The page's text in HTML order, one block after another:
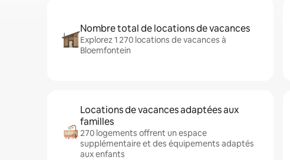
Nombre total de locations de vacances
Explorez 1 270 locations de vacances à
Bloemfontein
Locations de vacances adaptées aux
familles
270 logements offrent un espace
supplémentaire et des équipements adaptés
aux enfants